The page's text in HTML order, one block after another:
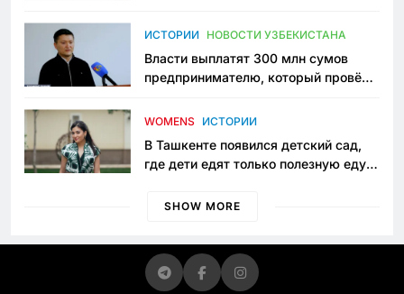
пространство
ИСТОРИИ НОВОСТИ УЗБЕКИСТАНА
Власти выплатят 300 млн сумов
предпринимателю, который провёл
приговору
WOMENS ИСТОРИИ
В Ташкенте появился детский сад,
где дети едят только полезную еду.
просить «кашу без сахара»
SHOW MORE